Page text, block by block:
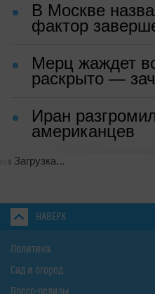
В Москве
фактор
Мерц жаждет
раскрыто —
Иран
американцев
Загрузка...
НАВЕРХ
Политика
Сад и огород